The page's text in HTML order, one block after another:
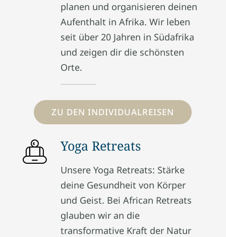
planen und organisieren deinen
Aufenthalt in Afrika. Wir leben
seit über 20 Jahren in Südafrika
und zeigen dir die schönsten
Orte.
ZU DEN INDIVIDUALREISEN
Yoga Retreats
Unsere Yoga Retreats: Stärke
deine Gesundheit von Körper
und Geist. Bei African Retreats
glauben wir an die
transformative Kraft der Natur